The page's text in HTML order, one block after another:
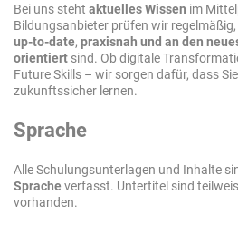
Bei uns steht aktuelles Wissen im
Bildungsanbieter prüfen wir
up-to-date, praxisnah und an den
orientiert sind. Ob digitale
Future Skills – wir sorgen dafür, dass
zukunftssicher lernen.
Sprache
Alle Schulungsunterlagen und Inhalte
Sprache verfasst. Untertitel sind
vorhanden.